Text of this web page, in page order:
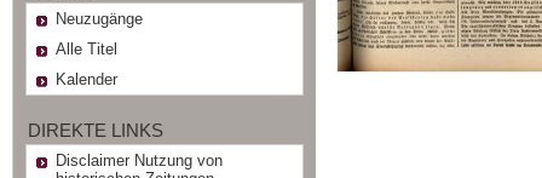
Neuzugänge
Alle Titel
Kalender
DIREKTE LINKS
Disclaimer Nutzung von